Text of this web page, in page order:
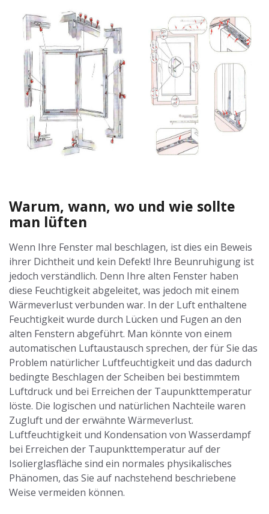
Warum, wann, wo und wie sollte
man lüften
Wenn Ihre Fenster mal beschlagen, ist dies ein Beweis
ihrer Dichtheit und kein Defekt! Ihre Beunruhigung ist
jedoch verständlich. Denn Ihre alten Fenster haben
diese Feuchtigkeit abgeleitet, was jedoch mit einem
Wärmeverlust verbunden war. In der Luft enthaltene
Feuchtigkeit wurde durch Lücken und Fugen an den
alten Fenstern abgeführt. Man könnte von einem
automatischen Luftaustausch sprechen, der für Sie das
Problem natürlicher Luftfeuchtigkeit und das dadurch
bedingte Beschlagen der Scheiben bei bestimmtem
Luftdruck und bei Erreichen der Taupunkttemperatur
löste. Die logischen und natürlichen Nachteile waren
Zugluft und der erwähnte Wärmeverlust.
Luftfeuchtigkeit und Kondensation von Wasserdampf
bei Erreichen der Taupunkttemperatur auf der
Isolierglasfläche sind ein normales physikalisches
Phänomen, das Sie auf nachstehend beschriebene
Weise vermeiden können.